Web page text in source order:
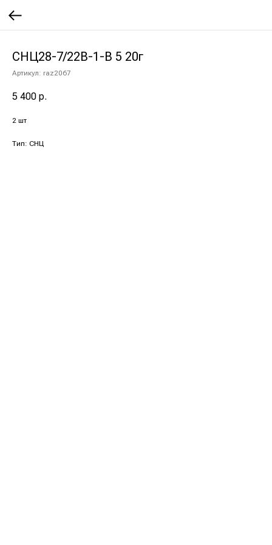
СНЦ28-7/22В-1-В 5 20г
Артикул: raz2067
5 400 р.
2 шт
Тип: СНЦ